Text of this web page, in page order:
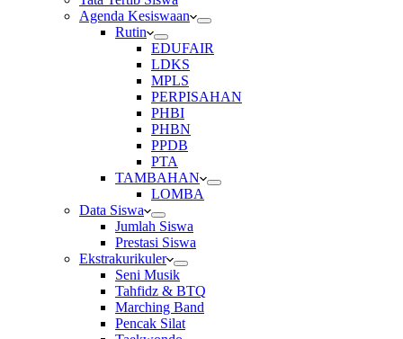
Agenda Kesiswaan
Rutin
EDUFAIR
LDKS
MPLS
PERPISAHAN
PHBI
PHBN
PPDB
PTA
TAMBAHAN
LOMBA
Data Siswa
Jumlah Siswa
Prestasi Siswa
Ekstrakurikuler
Seni Musik
Tahfidz & BTQ
Marching Band
Pencak Silat